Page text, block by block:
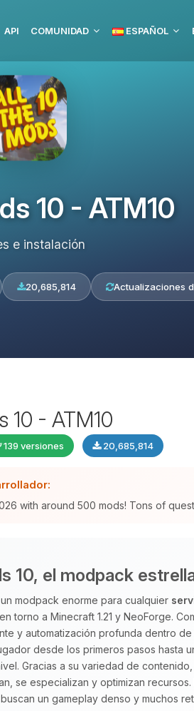
API COMUNIDAD ESPAÑOL
10 - ATM10
e instalación
20,685,814 Actualizaciones
10 - ATM10
139 versiones 20,685,814
with around 500 mods! Tons of
10, el modpack
modpack enorme para cualquier
en torno a Minecraft 1.21 y NeoForge.
y automatización profunda dentro
desde los primeros pasos hasta
Gracias a su variedad de
se especializan y optimizan recursos.
un gameplay denso y muchos